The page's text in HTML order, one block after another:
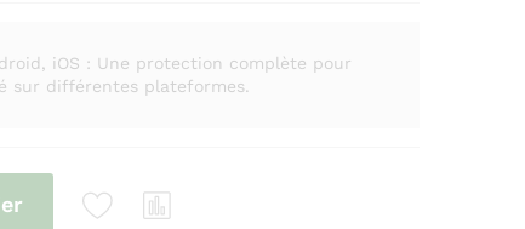
iOS : Une protection complète pour
sur différentes plateformes.